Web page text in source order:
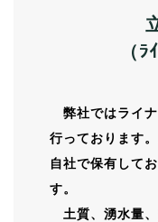
（
弊社ではライナ
行っております
自社で保有して
す。
土質、湧水量、